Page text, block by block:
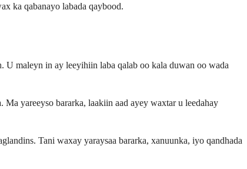
ka qabanayo labada qaybood.
U maleyn in ay leeyihiin laba qalab oo kala duwan oo wada
Ma yareeyso bararka, laakiin aad ayey waxtar u leedahay
Tani waxay yaraysaa bararka, xanuunka, iyo qandhada